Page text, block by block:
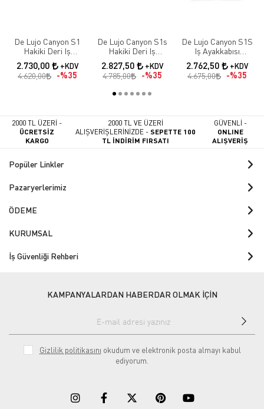
De Lujo Canyon S1
Hakiki Deri Iş
Ayakkabısı Fiberglass
Burun
2.730,00 +KDV
4.620,00 %35
De Lujo Canyon S1s
Hakiki Deri Iş
Ayakkabısı Fiberglass
Burun Kevlar Ara
Taban Siyah Deri
2.827,50 +KDV
4.785,00 %35
De Lujo Canyon S1S
Iş Ayakkabısı
Fıberglass Burun
Kevlar Ara Taban
2.762,50 +KDV
4.675,00 %35
2000 TL ÜZERİ -
ÜCRETSİZ
KARGO
2000 TL VE ÜZERİ
ALIŞVERİŞLERİNİZDE -SEPETTE 100
TL İNDİRİM FIRSATI
GÜVENLİ -
ONLINE
ALIŞVERİŞ
Popüler Linkler
Pazaryerlerimiz
ÖDEME
KURUMSAL
İş Güvenliği Rehberi
KAMPANYALARDAN HABERDAR OLMAK İÇİN
Gizlilik politikasını okudum ve elektronik posta almayı kabul
ediyorum.